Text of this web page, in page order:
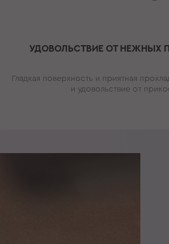
УДОВОЛЬСТВИЕ ОТ НЕЖНЫХ
Гладкая поверхность и приятная
и удовольствие от